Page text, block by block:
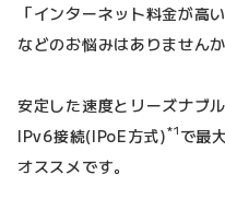
「インターネット料金が高い
などのお悩みはありません
安定した速度とリーズナブ
IPv6接続(IPoE方式)*1 で最
オススメです。